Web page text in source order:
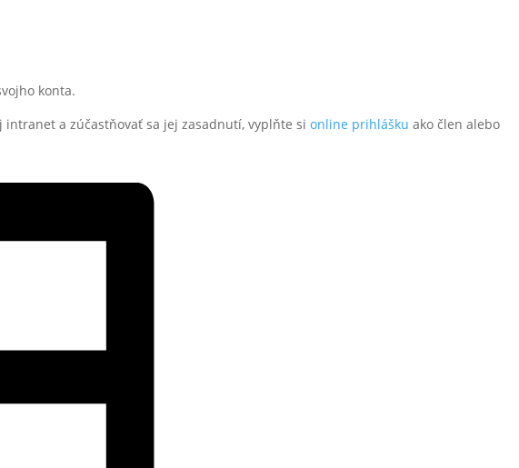
konta.
a zúčastňovať sa jej zasadnutí, vyplňte si online prihlášku ako člen alebo